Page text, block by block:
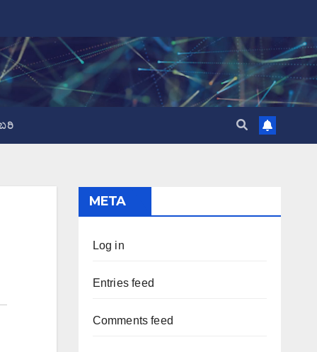
META
Log in
Entries feed
Comments feed